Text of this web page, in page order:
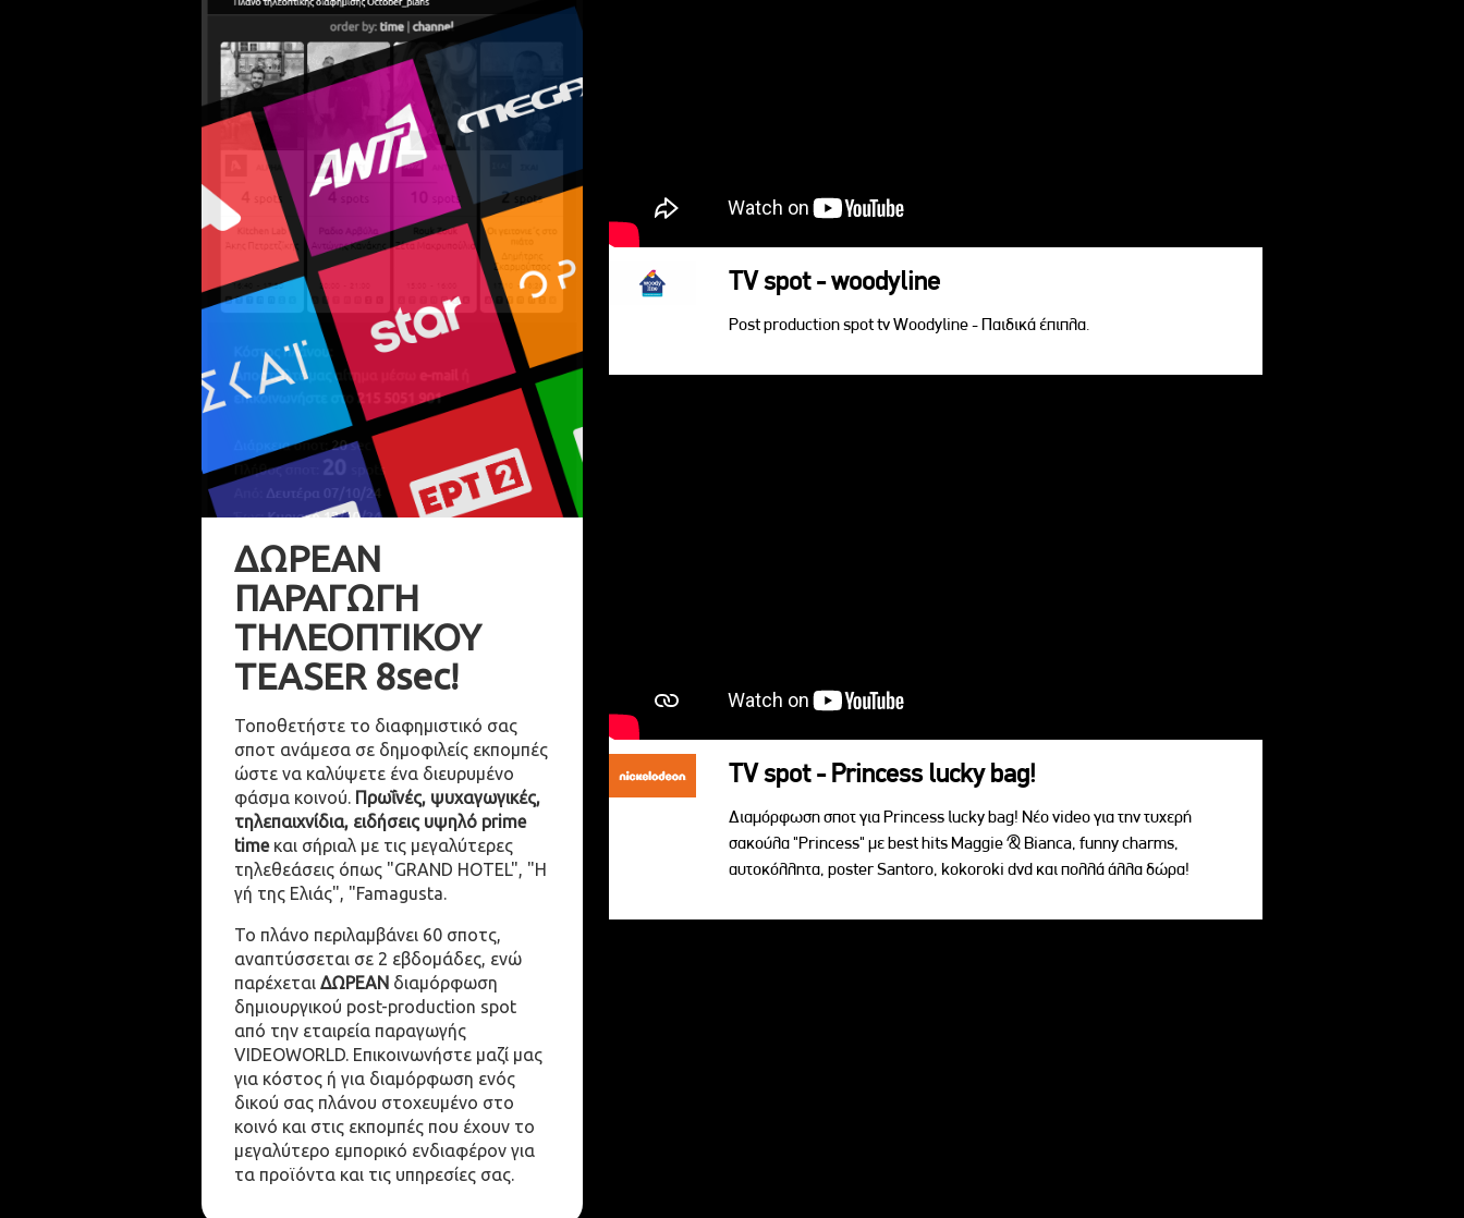
ΔΩΡΕΑΝ
ΠΑΡΑΓΩΓΗ
ΤΗΛΕΟΠΤΙΚΟΥ
TEASER 8sec!
Τοποθετήστε το διαφημιστικό σας
σποτ ανάμεσα σε δημοφιλείς εκπομπές
ώστε να καλύψετε ένα διευρυμένο
φάσμα κοινού. Πρωΐνές, ψυχαγωγικές,
τηλεπαιχνίδια, ειδήσεις υψηλό prime
timeκαι σήριαλ με τις μεγαλύτερες
τηλεθεάσεις όπως "GRAND HOTEL", "Η
γή της Ελιάς", "Famagusta.
Το πλάνο περιλαμβάνει 60 σποτς,
αναπτύσσεται σε 2 εβδομάδες, ενώ
παρέχεται ΔΩΡΕΑΝ διαμόρφωση
δημιουργικού post-production spot
από την εταιρεία παραγωγής
VIDEOWORLD. Επικοινωνήστε μαζί μας
για κόστος ή για διαμόρφωση ενός
δικού σας πλάνου στοχευμένο στο
κοινό και στις εκπομπές που έχουν το
μεγαλύτερο εμπορικό ενδιαφέρον για
τα προϊόντα και τις υπηρεσίες σας.
TV spot - woodyline
Post production spot tv Woodyline - Παιδικά έπιπλα.
TV spot - Princess lucky bag!
Διαμόρφωση σποτ για Princess lucky bag! Νέο video για την τυχερή
σακούλα "Princess" με best hits Maggie & Bianca, funny charms,
αυτoκόλλητα, poster Santoro, kokoroki dvd και πολλά άλλα δώρα!